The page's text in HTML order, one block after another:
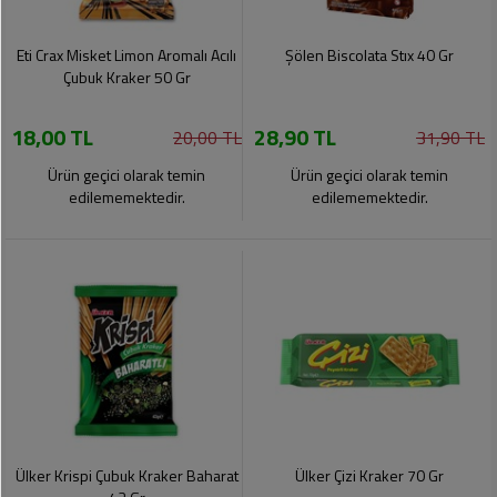
Eti Crax Misket Limon Aromalı Acılı
Çubuk Kraker 50 Gr
18,00 TL 20,00 TL
Ürün geçici olarak temin
edilememektedir.
Şölen Biscolata Stıx 40 Gr
28,90 TL 31,90 TL
Ürün geçici olarak temin
edilememektedir.
Ülker Krispi Çubuk Kraker Baharat
Ülker Çizi Kraker 70 Gr